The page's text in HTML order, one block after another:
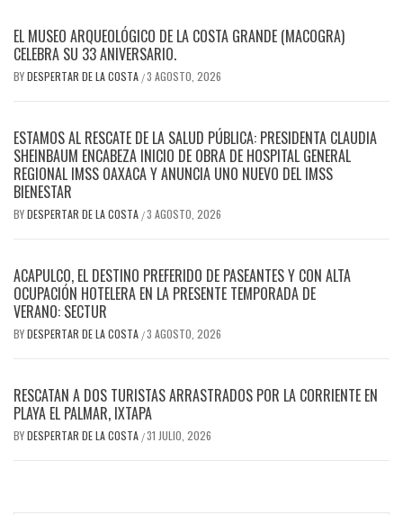
EL MUSEO ARQUEOLÓGICO DE LA COSTA GRANDE (MACOGRA)
CELEBRA SU 33 ANIVERSARIO.
BYDESPERTAR DE LA COSTA /3 AGOSTO, 2026
ESTAMOS AL RESCATE DE LA SALUD PÚBLICA: PRESIDENTA CLAUDIA
SHEINBAUM ENCABEZA INICIO DE OBRA DE HOSPITAL GENERAL
REGIONAL IMSS OAXACA Y ANUNCIA UNO NUEVO DEL IMSS
BIENESTAR
BYDESPERTAR DE LA COSTA /3 AGOSTO, 2026
ACAPULCO, EL DESTINO PREFERIDO DE PASEANTES Y CON ALTA
OCUPACIÓN HOTELERA EN LA PRESENTE TEMPORADA DE
VERANO: SECTUR
BYDESPERTAR DE LA COSTA /3 AGOSTO, 2026
RESCATAN A DOS TURISTAS ARRASTRADOS POR LA CORRIENTE EN
PLAYA EL PALMAR, IXTAPA
BYDESPERTAR DE LA COSTA /31 JULIO, 2026